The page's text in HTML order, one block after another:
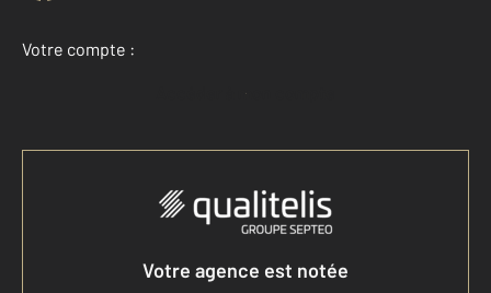
Votre compte :
Accéder à mon compte
Votre agence est notée